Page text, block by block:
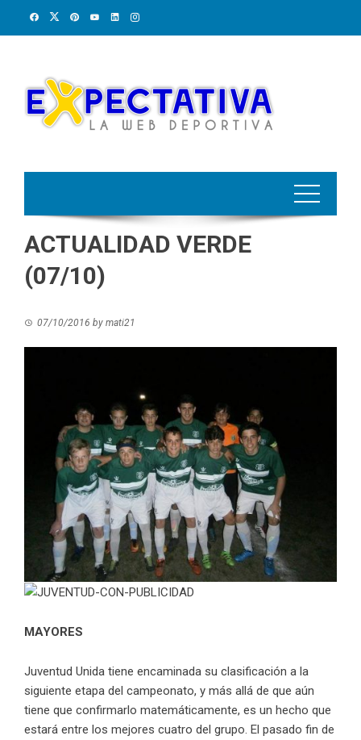
ACTUALIDAD VERDE
(07/10)
07/10/2016 by mati21
MAYORES
Juventud Unida tiene encaminada su clasificación a la
siguiente etapa del campeonato, y más allá de que aún
tiene que confirmarlo matemáticamente, es un hecho que
estará entre los mejores cuatro del grupo. El pasado fin de